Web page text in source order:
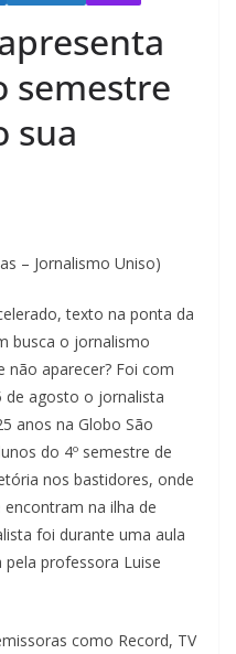
semestre
sua
– Jornalismo Uniso)
texto na ponta da
busca o jornalismo
não aparecer? Foi com
de agosto o jornalista
anos na Globo São
do 4º semestre de
nos bastidores, onde
na ilha de
foi durante uma aula
pela professora Luise
como Record, TV